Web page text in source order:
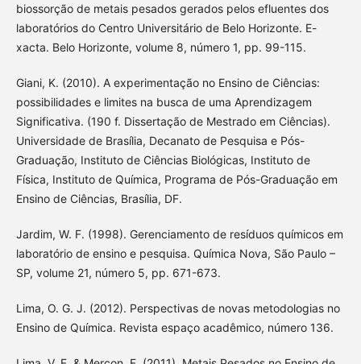
biossorção de metais pesados gerados pelos efluentes dos
laboratórios do Centro Universitário de Belo Horizonte. E-
xacta. Belo Horizonte, volume 8, número 1, pp. 99-115.
Giani, K. (2010). A experimentação no Ensino de Ciências:
possibilidades e limites na busca de uma Aprendizagem
Significativa. (190 f. Dissertação de Mestrado em Ciências).
Universidade de Brasília, Decanato de Pesquisa e Pós-
Graduação, Instituto de Ciências Biológicas, Instituto de
Física, Instituto de Química, Programa de Pós-Graduação em
Ensino de Ciências, Brasília, DF.
Jardim, W. F. (1998). Gerenciamento de resíduos químicos em
laboratório de ensino e pesquisa. Química Nova, São Paulo –
SP, volume 21, número 5, pp. 671-673.
Lima, O. G. J. (2012). Perspectivas de novas metodologias no
Ensino de Química. Revista espaço acadêmico, número 136.